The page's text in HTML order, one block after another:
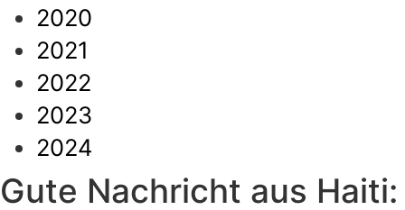
2020
2021
2022
2023
2024
Gute Nachricht aus Haiti: